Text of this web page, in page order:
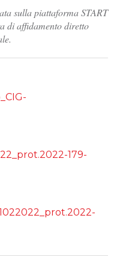
sulla piattaforma START
di affidamento diretto
179-